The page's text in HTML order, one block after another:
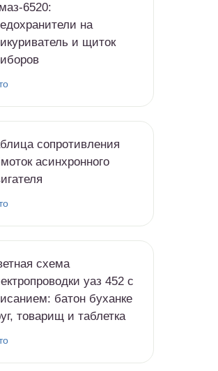
6520:
на
и щиток
сопротивления
асинхронного
схема
уаз 452 с
батон буханке
товарищ и таблетка